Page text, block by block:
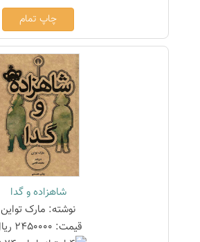
چاپ تمام
شاهزاده و گدا
نوشته: مارک تواین
قیمت: 2450000 ریال